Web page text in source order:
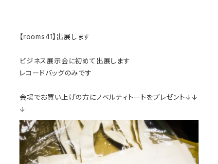
【rooms41】出展します
ビジネス展示会に初めて出展します
レコードバッグのみです
会場でお買い上げの方にノベルティトートをプレゼント↓↓
↓